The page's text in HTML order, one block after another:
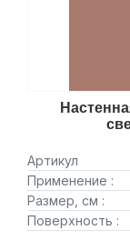
Артикул
Применение :
Размер, см :
Поверхность :